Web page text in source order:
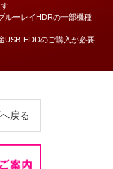
ルーレイHDRの一部機種
USB-HDDのご購入が必要
戻る